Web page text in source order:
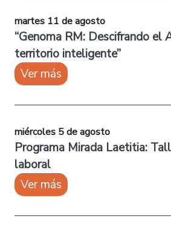
martes 11 de agosto
“Genoma RM: Descifrando el
territorio inteligente”
Ver más
miércoles 5 de agosto
Programa Mirada Laetitia:
laboral
Ver más